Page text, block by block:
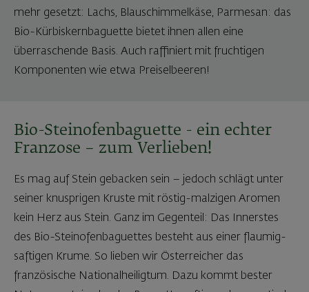
mehr gesetzt: Lachs, Blauschimmelkäse, Parmesan: das
Bio-Kürbiskernbaguette bietet ihnen allen eine
überraschende Basis. Auch raffiniert mit fruchtigen
Komponenten wie etwa Preiselbeeren!
Bio-Steinofenbaguette - ein echter
Franzose – zum Verlieben!
Es mag auf Stein gebacken sein – jedoch schlägt unter
seiner knusprigen Kruste mit röstig-malzigen Aromen
kein Herz aus Stein. Ganz im Gegenteil: Das Innerstes
des Bio-Steinofenbaguettes besteht aus einer flaumig-
saftigen Krume. So lieben wir Österreicher das
französische Nationalheiligtum. Dazu kommt bester